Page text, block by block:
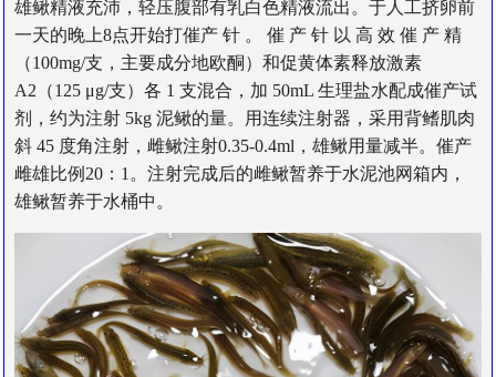
雄鳅精液充沛，轻压腹部有乳白色精液流出。于人工挤卵前
一天的晚上8点开始打催产 针 。 催 产 针 以 高 效 催 产 精
（100mg/支，主要成分地欧酮）和促黄体素释放激素
A2（125 μg/支）各 1 支混合，加 50mL 生理盐水配成催产试
剂，约为注射 5kg 泥鳅的量。用连续注射器，采用背鳍肌肉
斜 45 度角注射，雌鳅注射0.35-0.4ml，雄鳅用量减半。催产
雌雄比例20：1。注射完成后的雌鳅暂养于水泥池网箱内，
雄鳅暂养于水桶中。